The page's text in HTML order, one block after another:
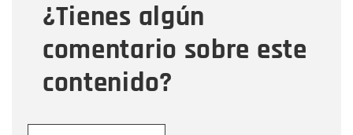
¿Tienes algún
comentario sobre este
contenido?
Mensaje